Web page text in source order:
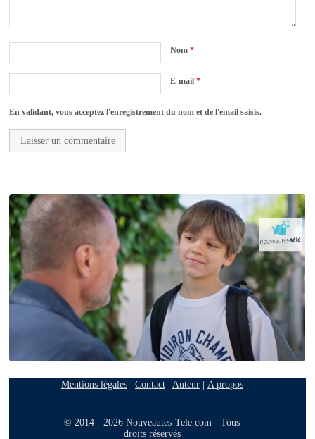
Nom*
E-mail*
En validant, vous acceptez l'enregistrement du nom et de l'email saisis.
Mentions légales| Contact| Auteur| A propos
© 2014 - 2026 Nouveautes-Tele.com - Tous
droits réservés